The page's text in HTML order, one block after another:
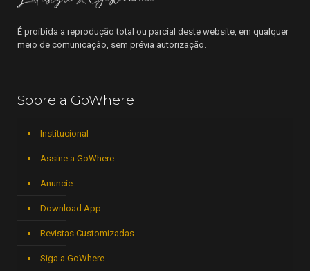
É proibida a reprodução total ou parcial deste website, em qualquer
meio de comunicação, sem prévia autorização.
Sobre a GoWhere
Institucional
Assine a GoWhere
Anuncie
Download App
Revistas Customizadas
Siga a GoWhere